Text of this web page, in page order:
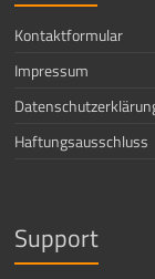
Kontaktformular
Impressum
Haftungsausschluss
Support